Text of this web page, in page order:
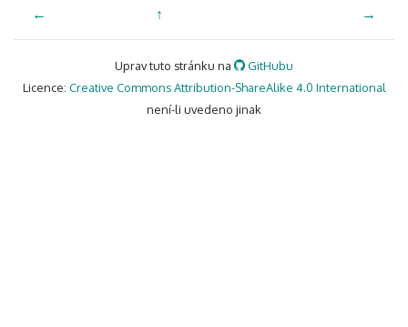
← ↑ →
Uprav tuto stránku na
GitHubu
Licence: Creative Commons Attribution-ShareAlike 4.0 International
není-li uvedeno jinak